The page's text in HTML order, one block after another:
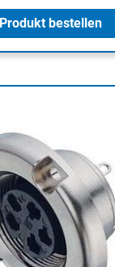
Produkt bestellen